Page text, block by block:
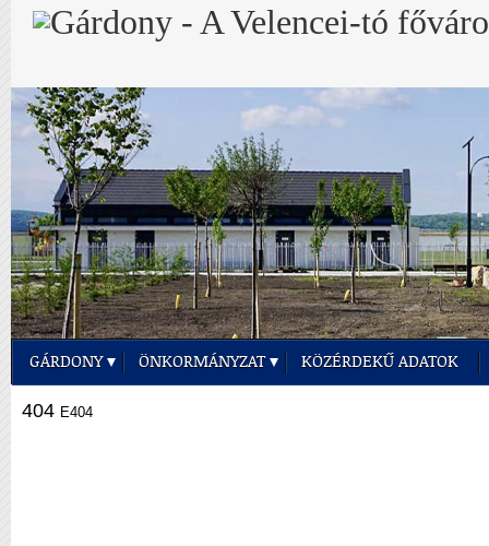
GÁRDONY ÖNKORMÁNYZAT KÖZÉRDEKŰ ADATOK
404 E404